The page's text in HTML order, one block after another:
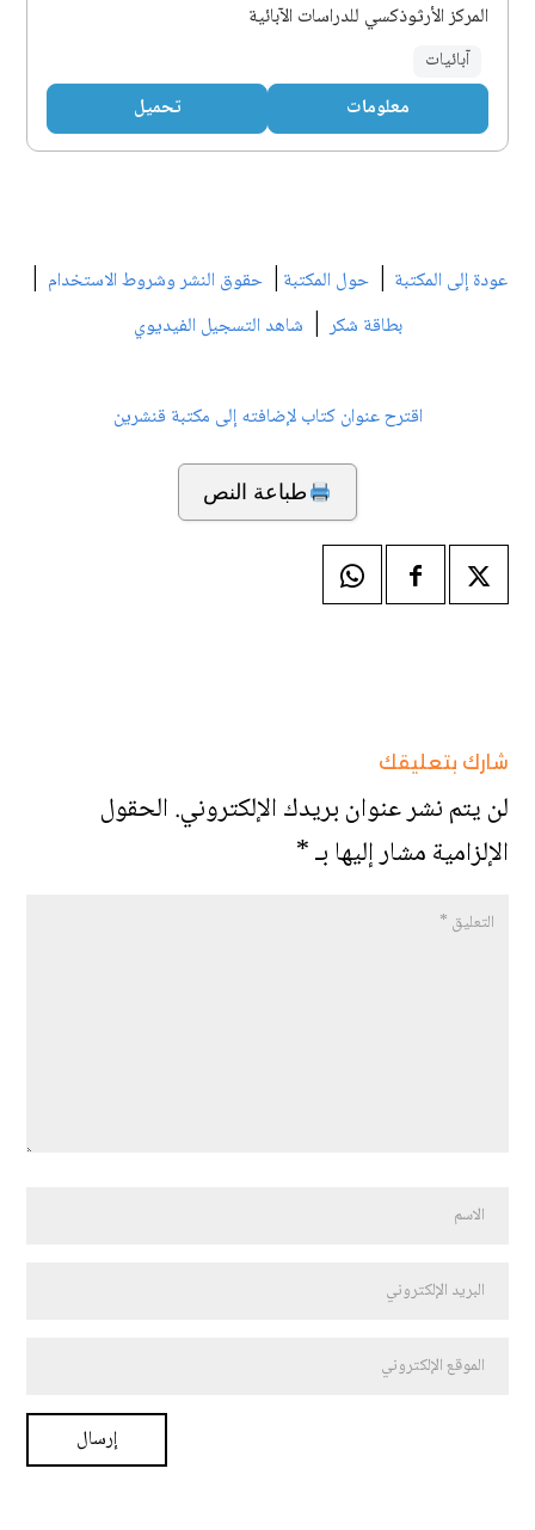
المركز الأرثوذكسي للدراسات الآبائية
آبائيات
معلومات تحميل
عودة إلى المكتبة | حول المكتبة | حقوق النشر وشروط الاستخدام |
بطاقة شكر| شاهد التسجيل الفيديوي
اقترح عنوان كتاب لإضافته إلى مكتبة قنشرين
طباعة النص
شارك بتعليقك
لن يتم نشر عنوان بريدك الإلكتروني.الحقول
الإلزامية مشار إليها بـ*